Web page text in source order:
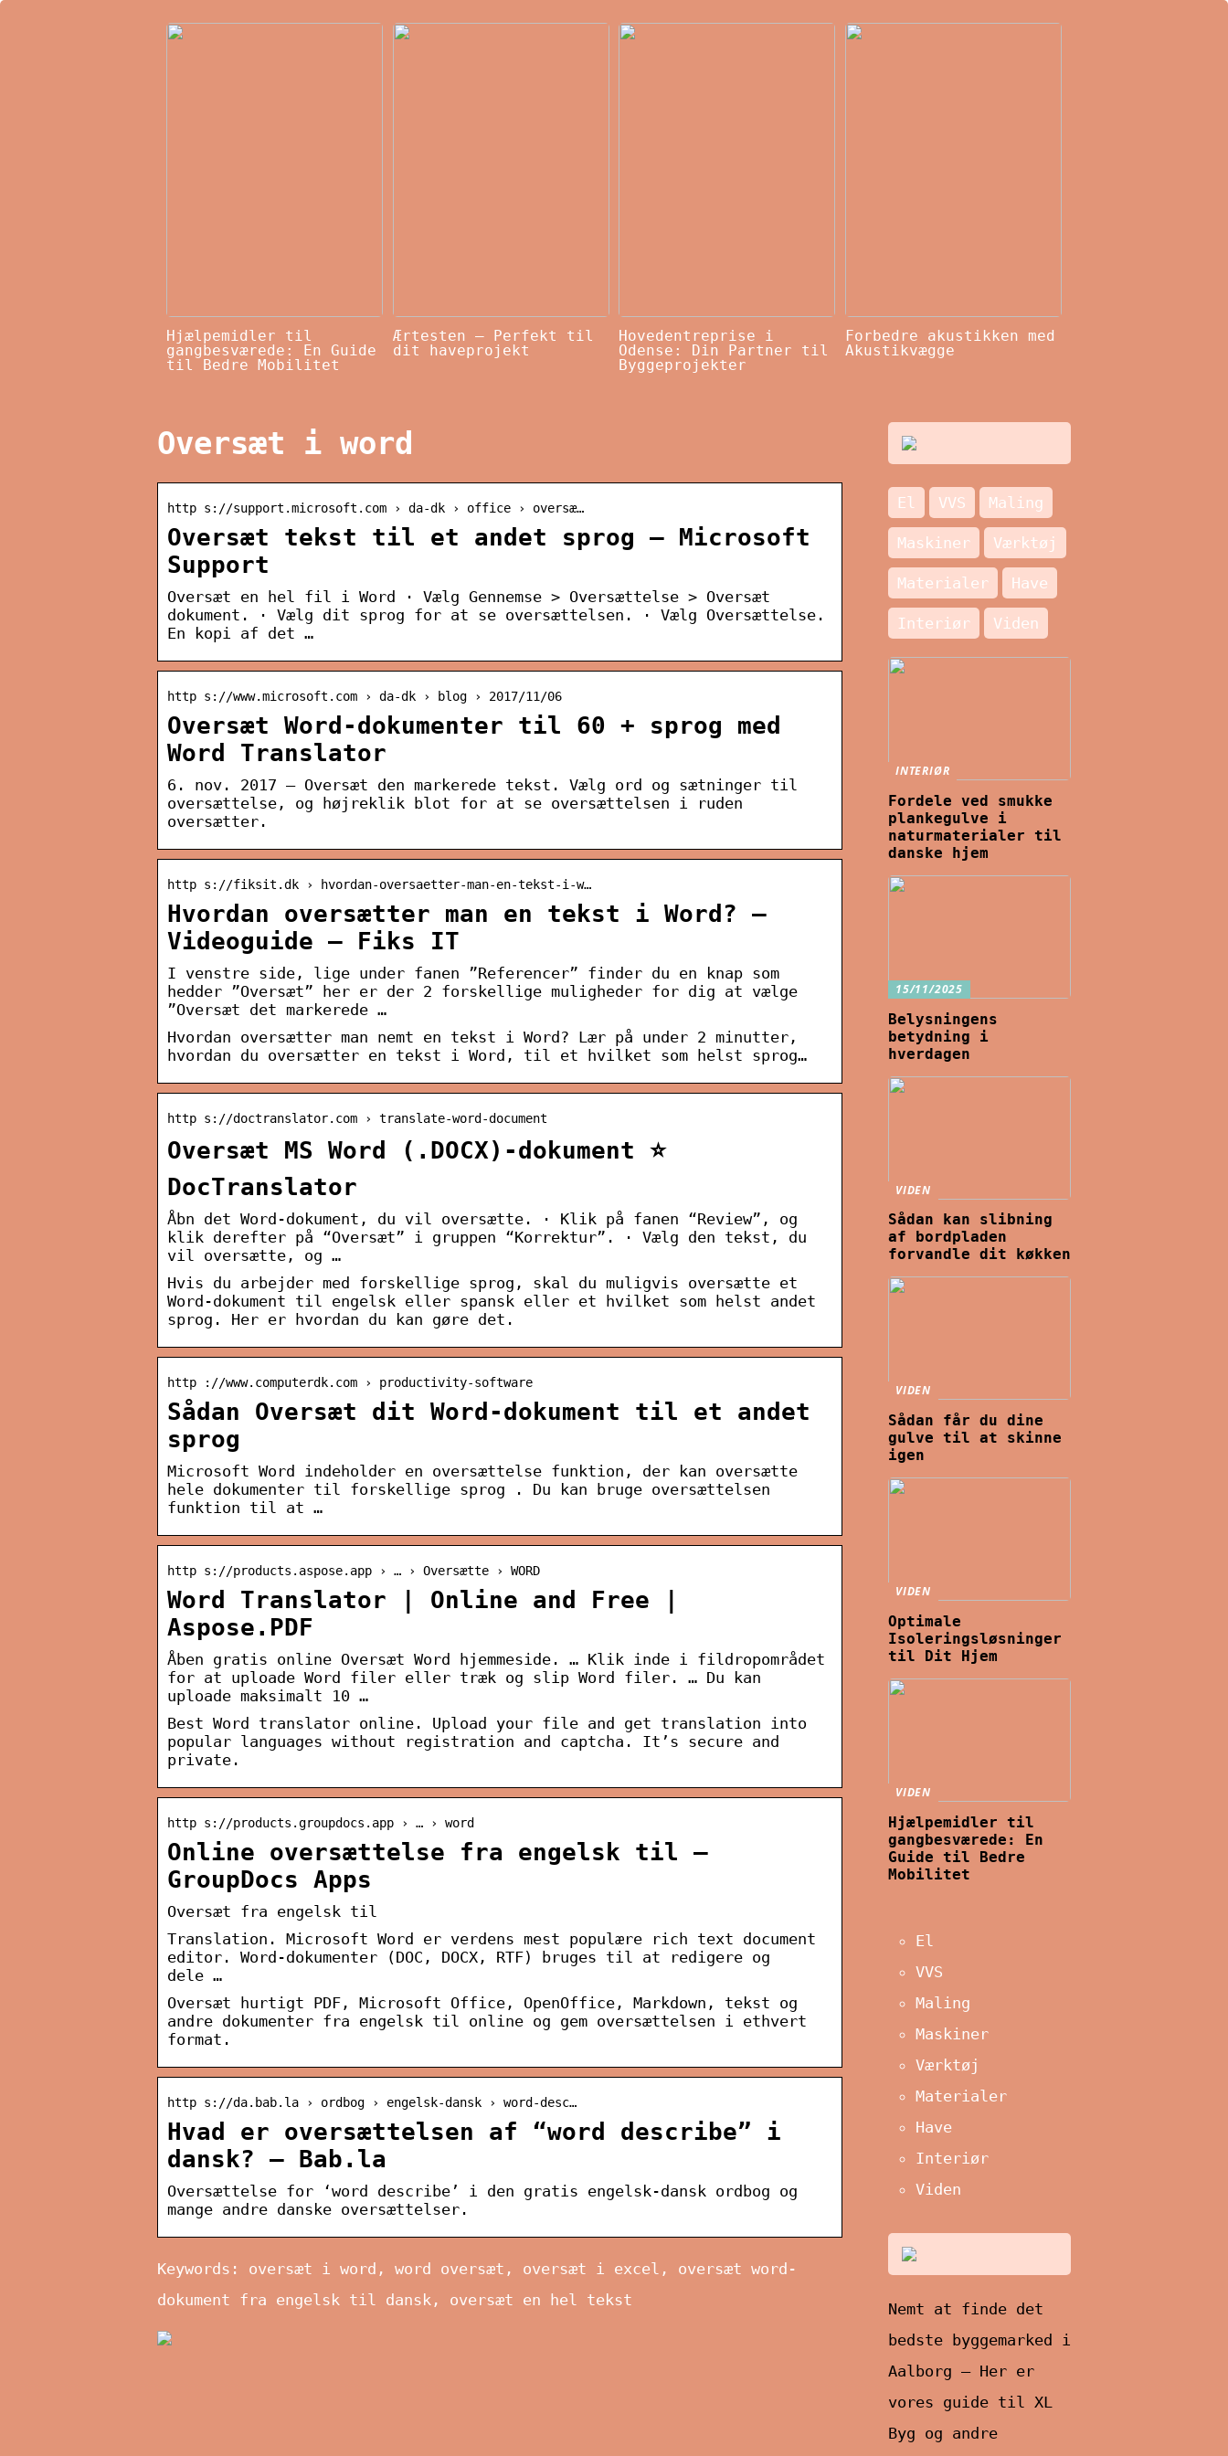
Hjælpemidler til
gangbesværede: En Guide
til Bedre Mobilitet
Ærtesten – Perfekt til
dit haveprojekt
Hovedentreprise i
Odense: Din Partner til
Byggeprojekter
Forbedre akustikken med
Akustikvægge
Oversæt i word
http s://support.microsoft.com › da-dk › office › oversæ…
Oversæt tekst til et andet sprog – Microsoft
Support
Oversæt en hel fil i Word · Vælg Gennemse > Oversættelse > Oversæt
dokument. · Vælg dit sprog for at se oversættelsen. · Vælg Oversættelse.
En kopi af det …
http s://www.microsoft.com › da-dk › blog › 2017/11/06
Oversæt Word-dokumenter til 60 + sprog med
Word Translator
6. nov. 2017 — Oversæt den markerede tekst. Vælg ord og sætninger til
oversættelse, og højreklik blot for at se oversættelsen i ruden
oversætter.
http s://fiksit.dk › hvordan-oversaetter-man-en-tekst-i-w…
Hvordan oversætter man en tekst i Word? –
Videoguide – Fiks IT
I venstre side, lige under fanen ”Referencer” finder du en knap som
hedder ”Oversæt” her er der 2 forskellige muligheder for dig at vælge
”Oversæt det markerede …
Hvordan oversætter man nemt en tekst i Word? Lær på under 2 minutter,
hvordan du oversætter en tekst i Word, til et hvilket som helst sprog…
http s://doctranslator.com › translate-word-document
Oversæt MS Word (.DOCX)-dokument ⭐️
DocTranslator
Åbn det Word-dokument, du vil oversætte. · Klik på fanen “Review”, og
klik derefter på “Oversæt” i gruppen “Korrektur”. · Vælg den tekst, du
vil oversætte, og …
Hvis du arbejder med forskellige sprog, skal du muligvis oversætte et
Word-dokument til engelsk eller spansk eller et hvilket som helst andet
sprog. Her er hvordan du kan gøre det.
http ://www.computerdk.com › productivity-software
Sådan Oversæt dit Word-dokument til et andet
sprog
Microsoft Word indeholder en oversættelse funktion, der kan oversætte
hele dokumenter til forskellige sprog . Du kan bruge oversættelsen
funktion til at …
http s://products.aspose.app › … › Oversætte › WORD
Word Translator | Online and Free |
Aspose.PDF
Åben gratis online Oversæt Word hjemmeside. … Klik inde i fildropområdet
for at uploade Word filer eller træk og slip Word filer. … Du kan
uploade maksimalt 10 …
Best Word translator online. Upload your file and get translation into
popular languages without registration and captcha. It’s secure and
private.
http s://products.groupdocs.app › … › word
Online oversættelse fra engelsk til –
GroupDocs Apps
Oversæt fra engelsk til
Translation. Microsoft Word er verdens mest populære rich text document
editor. Word-dokumenter (DOC, DOCX, RTF) bruges til at redigere og
dele …
Oversæt hurtigt PDF, Microsoft Office, OpenOffice, Markdown, tekst og
andre dokumenter fra engelsk til online og gem oversættelsen i ethvert
format.
http s://da.bab.la › ordbog › engelsk-dansk › word-desc…
Hvad er oversættelsen af “word describe” i
dansk? – Bab.la
Oversættelse for ‘word describe’ i den gratis engelsk-dansk ordbog og
mange andre danske oversættelser.
Keywords: oversæt i word, word oversæt, oversæt i excel, oversæt word-
dokument fra engelsk til dansk, oversæt en hel tekst
El VVS Maling
Maskiner Værktøj
Materialer Have
Interiør Viden
INTERIØR
Fordele ved smukke
plankegulve i
naturmaterialer til
danske hjem
15/11/2025
Belysningens
betydning i
hverdagen
VIDEN
Sådan kan slibning
af bordpladen
forvandle dit køkken
VIDEN
Sådan får du dine
gulve til at skinne
igen
VIDEN
Optimale
Isoleringsløsninger
til Dit Hjem
VIDEN
Hjælpemidler til
gangbesværede: En
Guide til Bedre
Mobilitet
El
VVS
Maling
Maskiner
Værktøj
Materialer
Have
Interiør
Viden
Nemt at finde det
bedste byggemarked i
Aalborg – Her er
vores guide til XL
Byg og andre